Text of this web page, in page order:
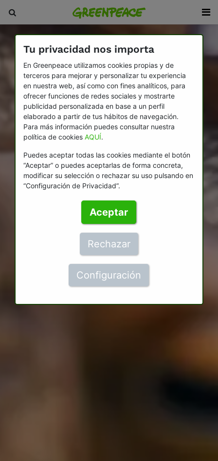
Tu privacidad nos importa
En Greenpeace utilizamos cookies propias y de
terceros para mejorar y personalizar tu experiencia
en nuestra web, así como con fines analíticos, para
ofrecer funciones de redes sociales y mostrarte
publicidad personalizada en base a un perfil
elaborado a partir de tus hábitos de navegación.
Para más información puedes consultar nuestra
política de cookies AQUÍ.
Puedes aceptar todas las cookies mediante el botón
“Aceptar” o puedes aceptarlas de forma concreta,
modificar su selección o rechazar su uso pulsando en
“Configuración de Privacidad”.
Aceptar
Rechazar
Configuración